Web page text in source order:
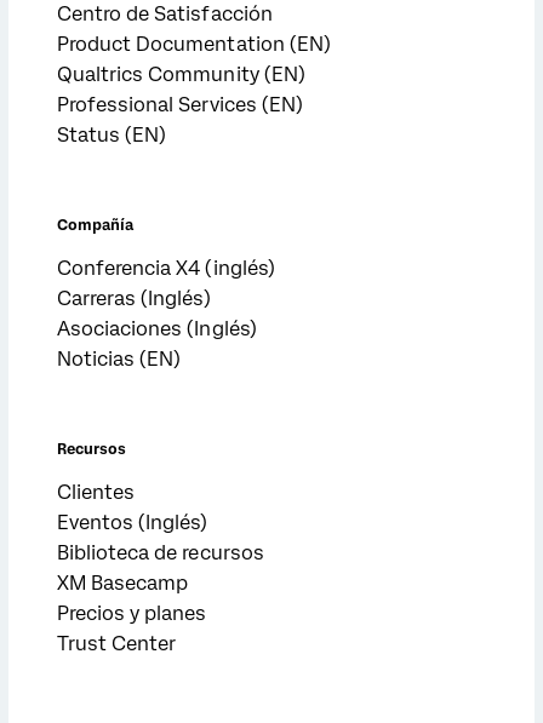
Centro de Satisfacción
Product Documentation (EN)
Qualtrics Community (EN)
Professional Services (EN)
Status (EN)
Compañía
Conferencia X4 (inglés)
Carreras (Inglés)
Asociaciones (Inglés)
Noticias (EN)
Recursos
Clientes
Eventos (Inglés)
Biblioteca de recursos
XM Basecamp
Precios y planes
Trust Center